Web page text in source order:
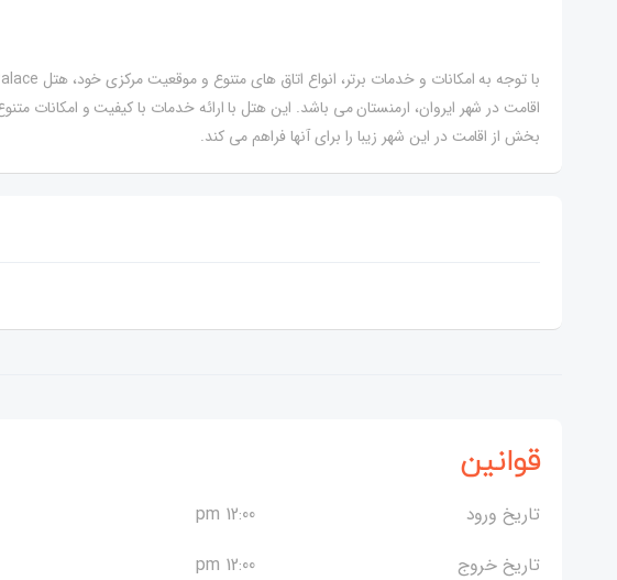
اقامت در شهر ایروان، ارمنستان می باشد. این هتل با ارائه خدمات با کیفیت و امکانات
بخش از اقامت در این شهر زیبا را برای آنها فراهم می کند.
قوانین
تاریخ ورود
12:00 pm
تاریخ خروج
12:00 pm